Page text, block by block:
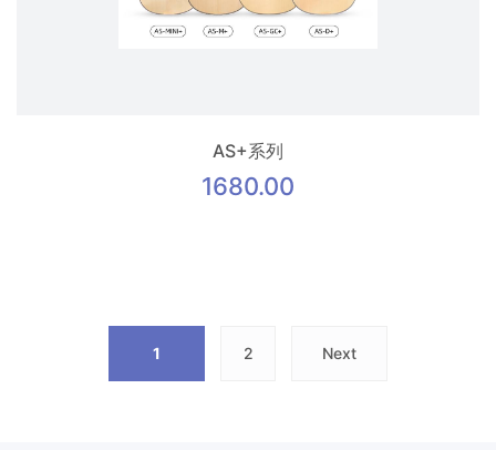
AS+系列
1680.00
1 2 Next